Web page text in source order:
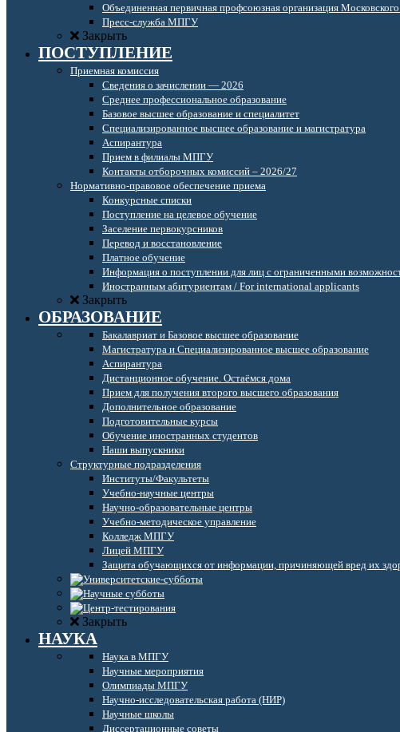
Объединенная первичная профсоюзная организация
Пресс-служба МПГУ
Закрыть
ПОСТУПЛЕНИЕ
Приемная комиссия
Сведения о зачислении — 2026
Среднее профессиональное образование
Базовое высшее образование и специалитет
Специализированное высшее образование и магистратура
Аспирантура
Прием в филиалы МПГУ
Контакты отборочных комиссий – 2026/27
Нормативно-правовое обеспечение приема
Конкурсные списки
Поступление на целевое обучение
Заселение первокурсников
Перевод и восстановление
Платное обучение
Информация о поступлении для лиц с ограниченными
Иностранным абитуриентам / For international applicants
Закрыть
ОБРАЗОВАНИЕ
Бакалавриат и Базовое высшее образование
Магистратура и Специализированное высшее образование
Аспирантура
Дистанционное обучение. Остаёмся дома
Прием для получения второго высшего образования
Дополнительное образование
Подготовительные курсы
Обучение иностранных студентов
Наши выпускники
Структурные подразделения
Институты/Факультеты
Учебно-научные центры
Научно-образовательные центры
Учебно-методическое управление
Колледж МПГУ
Лицей МПГУ
Защита обучающихся от информации, причиняющей вред их
Закрыть
НАУКА
Наука в МПГУ
Научные мероприятия
Олимпиады МПГУ
Научно-исследовательская работа (НИР)
Научные школы
Диссертационные советы